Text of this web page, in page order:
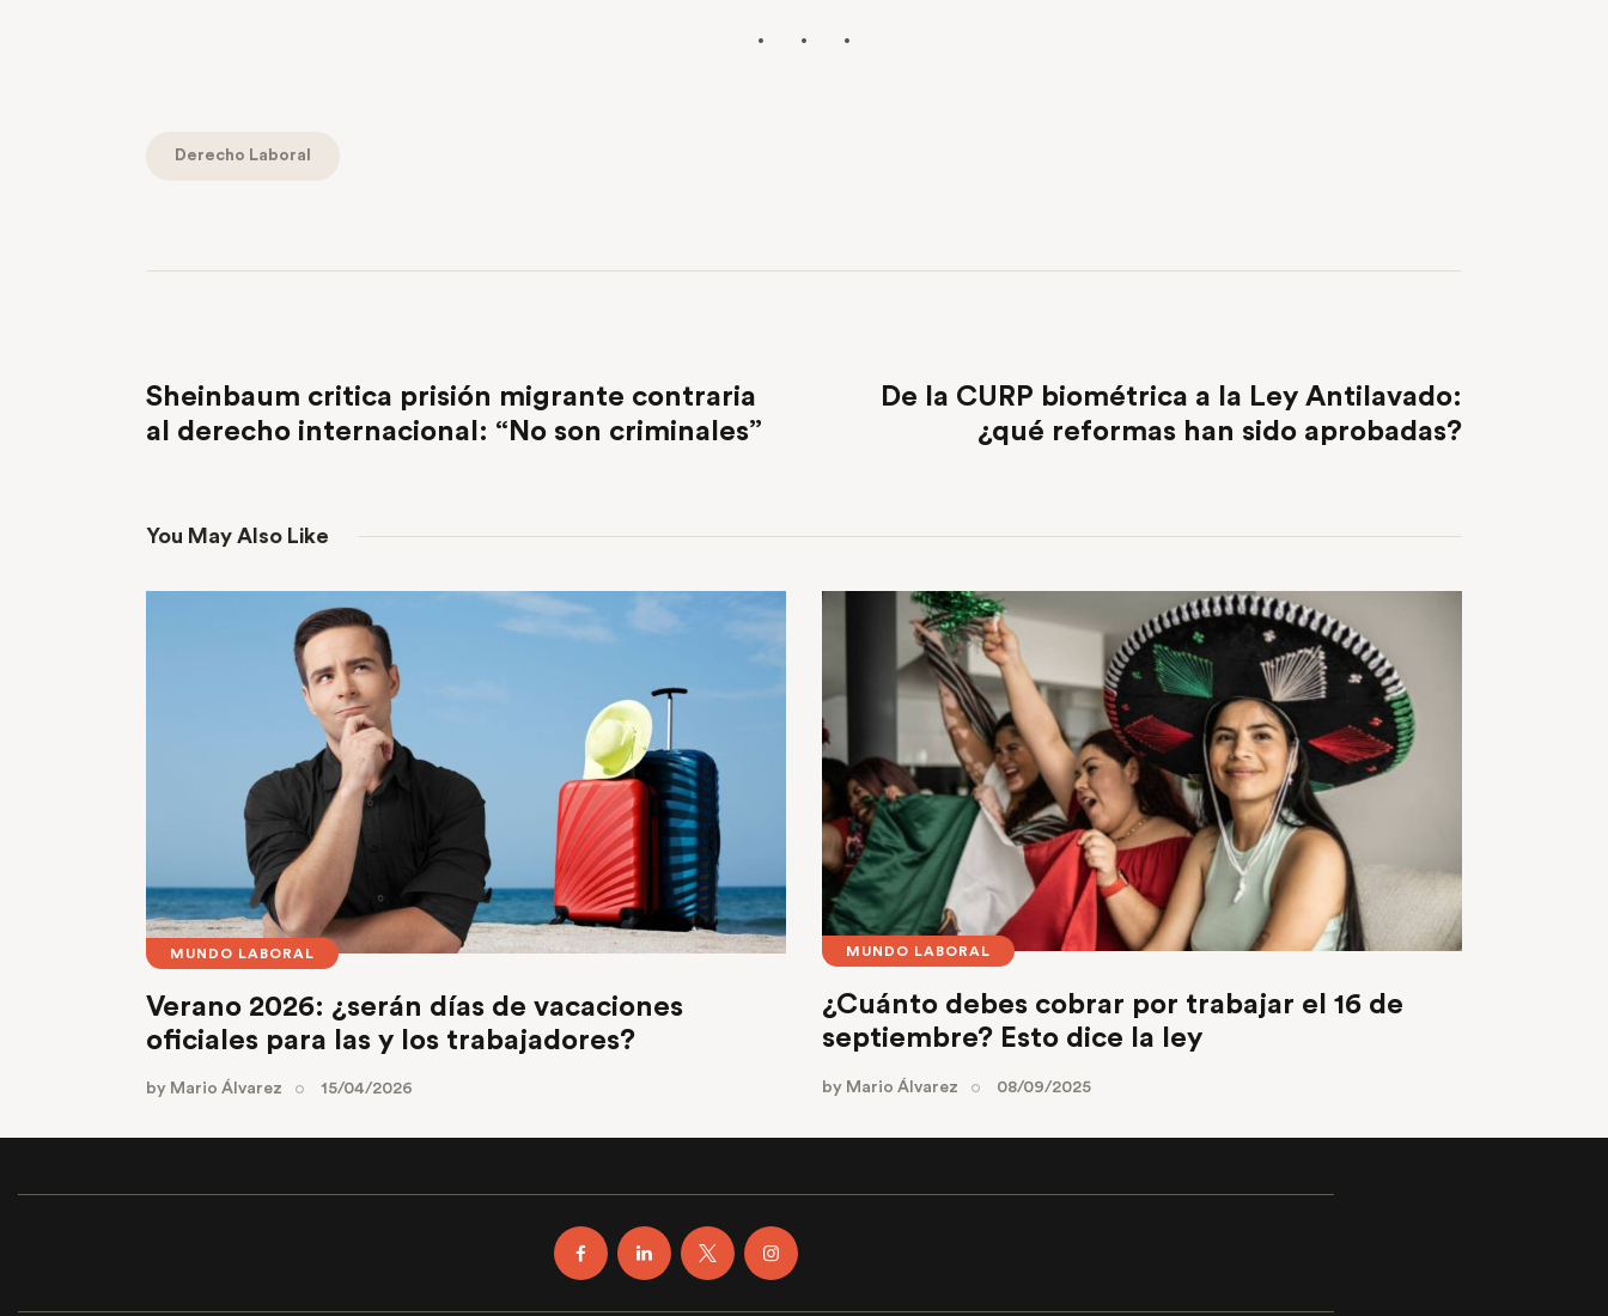
Derecho Laboral
Sheinbaum critica prisión migrante contraria
al derecho internacional: “No son criminales”
De la CURP biométrica a la Ley Antilavado:
¿qué reformas han sido aprobadas?
You May Also Like
MUNDO LABORAL
Verano 2026: ¿serán días de vacaciones
oficiales para las y los trabajadores?
by Mario Álvarez 15/04/2026
MUNDO LABORAL
¿Cuánto debes cobrar por trabajar el 16 de
septiembre? Esto dice la ley
by Mario Álvarez 08/09/2025